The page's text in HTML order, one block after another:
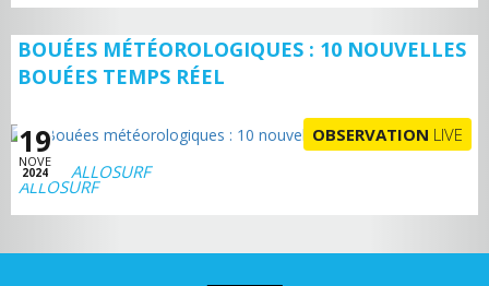
BOUÉES MÉTÉOROLOGIQUES : 10 NOUVELLES
BOUÉES TEMPS RÉEL
19
NOVE
2024
OBSERVATION LIVE
ALLOSURF